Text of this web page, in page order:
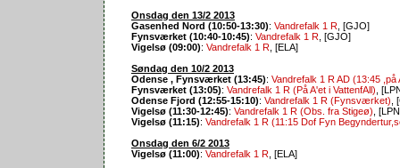
Onsdag den 13/2 2013
Gasenhed Nord (10:50-13:30): Vandrefalk 1 R , [GJO]
Fynsværket (10:40-10:45): Vandrefalk 1 R , [GJO]
Vigelsø (09:00): Vandrefalk 1 R , [ELA]
Søndag den 10/2 2013
Odense , Fynsværket (13:45): Vandrefalk 1 R AD (13:45 ,på
Fynsværket (13:05): Vandrefalk 1 R (På A'et i VattenfAll) ,
Odense Fjord (12:55-15:10): Vandrefalk 1 R (Fynsværket)
Vigelsø (11:30-12:45): Vandrefalk 1 R (Obs. fra Stigeø) ,
Vigelsø (11:15): Vandrefalk 1 R (11:15 Dof Fyn
Onsdag den 6/2 2013
Vigelsø (11:00): Vandrefalk 1 R , [ELA]